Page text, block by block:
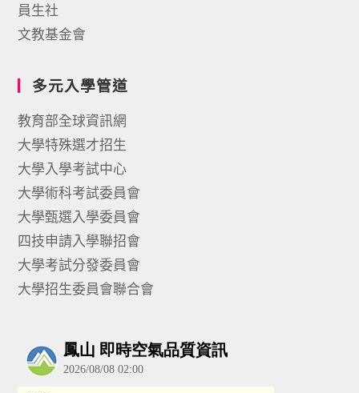
員生社
文教基金會
多元入學管道
教育部全球資訊網
大學特殊選才招生
大學入學考試中心
大學術科考試委員會
大學甄選入學委員會
四技申請入學聯招會
大學考試分發委員會
大學招生委員會聯合會